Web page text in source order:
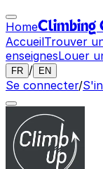
HomeClimbing
AccueilTrouver
enseignesLouer
FR / EN
Se connecter/